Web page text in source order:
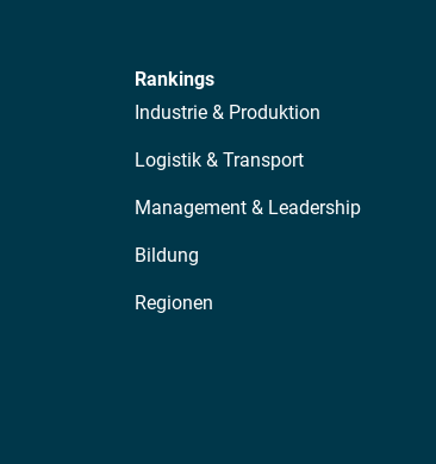
Rankings
Industrie & Produktion
Logistik & Transport
Management & Leadership
Bildung
Regionen